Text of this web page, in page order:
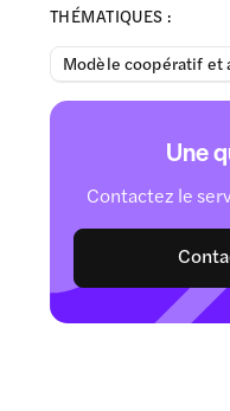
THÉMATIQUES :
Modèle coopératif et
Une
Contactez le